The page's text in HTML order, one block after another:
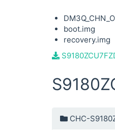
boot.img
recovery.img
CHC-